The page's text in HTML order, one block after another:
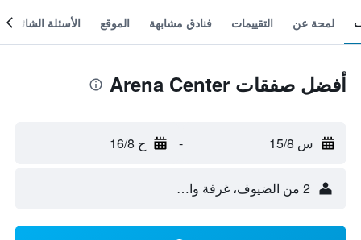
لمحة عن التقييمات فنادق مشابهة الموقع الأسئلة الشائعة
أفضل صفقات Arena Center
س 15/8 - ح 16/8
2 من الضيوف، غرفة واحدة